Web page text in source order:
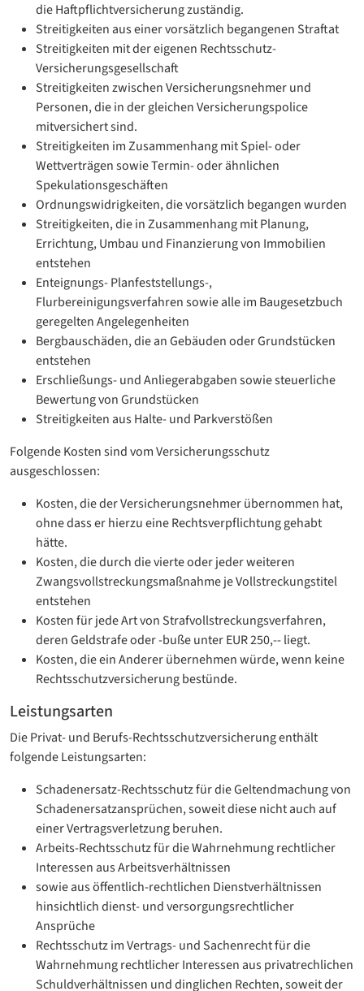
die Haftpflichtversicherung zuständig.
Streitigkeiten aus einer vorsätzlich begangenen Straftat
Streitigkeiten mit der eigenen Rechtsschutz-
Versicherungsgesellschaft
Streitigkeiten zwischen Versicherungsnehmer und
Personen, die in der gleichen Versicherungspolice
mitversichert sind.
Streitigkeiten im Zusammenhang mit Spiel- oder
Wettverträgen sowie Termin- oder ähnlichen
Spekulationsgeschäften
Ordnungswidrigkeiten, die vorsätzlich begangen wurden
Streitigkeiten, die in Zusammenhang mit Planung,
Errichtung, Umbau und Finanzierung von Immobilien
entstehen
Enteignungs- Planfeststellungs-,
Flurbereinigungsverfahren sowie alle im Baugesetzbuch
geregelten Angelegenheiten
Bergbauschäden, die an Gebäuden oder Grundstücken
entstehen
Erschließungs- und Anliegerabgaben sowie steuerliche
Bewertung von Grundstücken
Streitigkeiten aus Halte- und Parkverstößen
Folgende Kosten sind vom Versicherungsschutz
ausgeschlossen:
Kosten, die der Versicherungsnehmer übernommen hat,
ohne dass er hierzu eine Rechtsverpflichtung gehabt
hätte.
Kosten, die durch die vierte oder jeder weiteren
Zwangsvollstreckungsmaßnahme je Vollstreckungstitel
entstehen
Kosten für jede Art von Strafvollstreckungsverfahren,
deren Geldstrafe oder -buße unter EUR 250,-- liegt.
Kosten, die ein Anderer übernehmen würde, wenn keine
Rechtsschutzversicherung bestünde.
Leistungsarten
Die Privat- und Berufs-Rechtsschutzversicherung enthält
folgende Leistungsarten:
Schadenersatz-Rechtsschutz für die Geltendmachung von
Schadenersatzansprüchen, soweit diese nicht auch auf
einer Vertragsverletzung beruhen.
Arbeits-Rechtsschutz für die Wahrnehmung rechtlicher
Interessen aus Arbeitsverhältnissen
sowie aus öffentlich-rechtlichen Dienstverhältnissen
hinsichtlich dienst- und versorgungsrechtlicher
Ansprüche
Rechtsschutz im Vertrags- und Sachenrecht für die
Wahrnehmung rechtlicher Interessen aus privatrechlichen
Schuldverhältnissen und dinglichen Rechten, soweit der